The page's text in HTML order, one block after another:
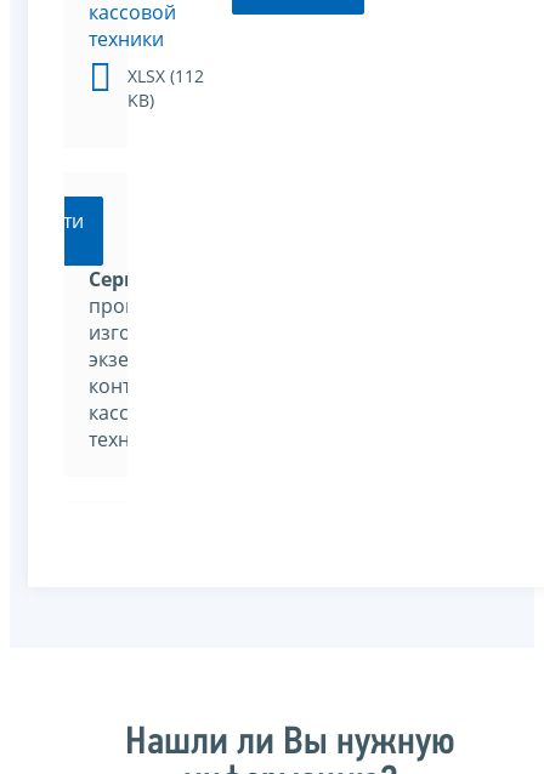
кассовой
техники
XLSX (112
KB)
Перейти
Сервис
проверки
изготовленных
экземпляров
контрольно-
кассовой
техники
Нашли ли Вы нужную